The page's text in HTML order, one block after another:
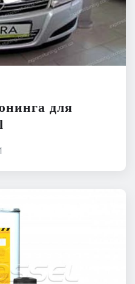
для